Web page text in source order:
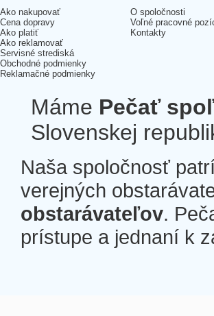
Ako nakupovať
Cena dopravy
Ako platiť
Ako reklamovať
Servisné strediská
Obchodné podmienky
Reklamačné podmienky
O spoločnosti
Voľné pracovné
Kontakty
Máme Pečať
Slovenskej
Naša spoločnosť
verejných
obstarávateľov.
prístupe a jednaní k